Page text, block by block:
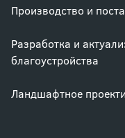
Производство и
Разработка и
благоустройства
Ландшафтное